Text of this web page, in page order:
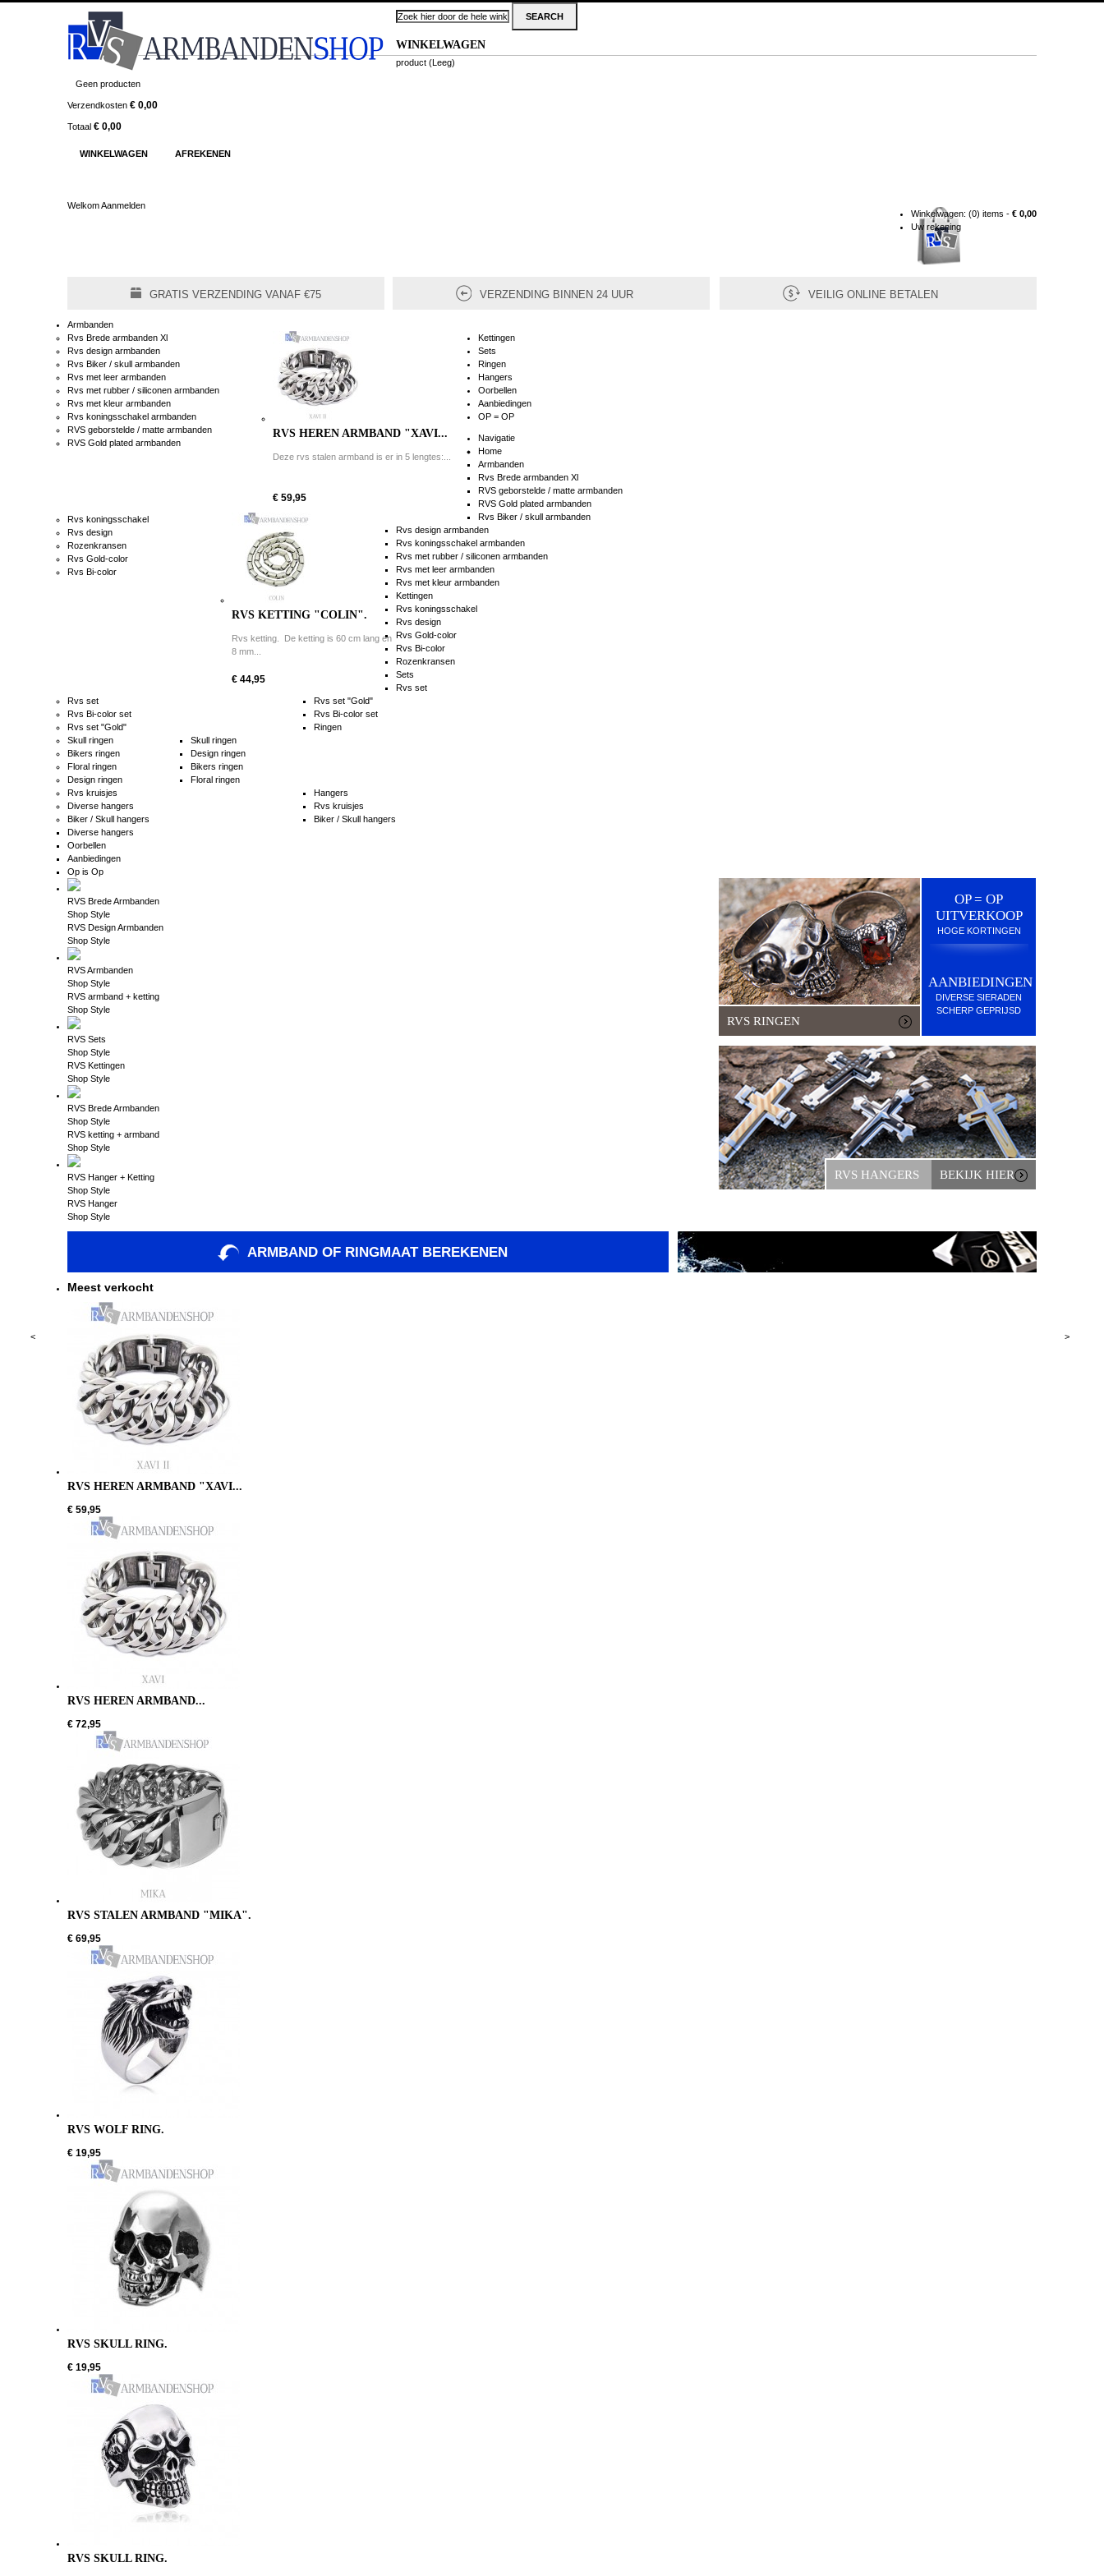
WINKELWAGEN
product (Leeg)
Geen producten
Verzendkosten € 0,00
Totaal € 0,00
WINKELWAGEN AFREKENEN
Winkelwagen: (0) items - € 0,00
Uw rekening
WelkomAanmelden
GRATIS VERZENDING VANAF €75 VERZENDING BINNEN 24 UUR VEILIG ONLINE BETALEN
Armbanden
Rvs Brede armbanden Xl
Rvs design armbanden
Rvs Biker / skull armbanden
Rvs met leer armbanden
Rvs met rubber / siliconen armbanden
Rvs met kleur armbanden
Rvs koningsschakel armbanden
RVS geborstelde / matte armbanden
RVS Gold plated armbanden
RVS HEREN ARMBAND "XAVI...
Deze rvs stalen armband is er in 5 lengtes:...
€ 59,95
Kettingen
Rvs koningsschakel
Rvs design
Rozenkransen
Rvs Gold-color
Rvs Bi-color
RVS KETTING "COLIN".
Rvs ketting. De ketting is 60 cm lang en
8 mm...
€ 44,95
Sets
Rvs set
Rvs Bi-color set
Rvs set "Gold"
Ringen
Skull ringen
Bikers ringen
Floral ringen
Design ringen
Hangers
Rvs kruisjes
Diverse hangers
Biker / Skull hangers
Oorbellen
Aanbiedingen
OP = OP
Navigatie
Home
Armbanden
Rvs Brede armbanden Xl
RVS geborstelde / matte armbanden
RVS Gold plated armbanden
Rvs Biker / skull armbanden
Rvs design armbanden
Rvs koningsschakel armbanden
Rvs met rubber / siliconen armbanden
Rvs met leer armbanden
Rvs met kleur armbanden
Kettingen
Rvs koningsschakel
Rvs design
Rvs Gold-color
Rvs Bi-color
Rozenkransen
Sets
Rvs set
Rvs set "Gold"
Rvs Bi-color set
Ringen
Skull ringen
Design ringen
Bikers ringen
Floral ringen
Hangers
Rvs kruisjes
Biker / Skull hangers
Diverse hangers
Oorbellen
Aanbiedingen
Op is Op
RVS Brede Armbanden
Shop Style
RVS Design Armbanden
Shop Style
RVS Armbanden
Shop Style
RVS armband + ketting
Shop Style
RVS Sets
Shop Style
RVS Kettingen
Shop Style
RVS Brede Armbanden
Shop Style
RVS ketting + armband
Shop Style
RVS Hanger + Ketting
Shop Style
RVS Hanger
Shop Style
RVS RINGEN
OP = OP
UITVERKOOP
HOGE KORTINGEN
AANBIEDINGEN
DIVERSE SIERADEN
SCHERP GEPRIJSD
BEKIJK HIER
RVS HANGERS
ARMBAND OF RINGMAAT BEREKENEN
Meest verkocht
RVS HEREN ARMBAND "XAVI...
€ 59,95
RVS HEREN ARMBAND...
€ 72,95
RVS STALEN ARMBAND "MIKA".
€ 69,95
RVS WOLF RING.
€ 19,95
RVS SKULL RING.
€ 19,95
RVS SKULL RING.
< >